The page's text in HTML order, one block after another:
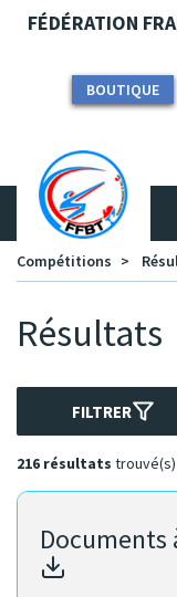
Panneau de gestion des
FÉDÉRATION
BOUTIQUE
Compétitions
Résultats
FILTRER
216 résultats trouvé(s)
Documents